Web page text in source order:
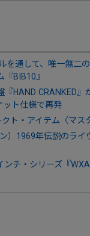
を通して、唯一無二
BIB10』
HAND CRANKED
ット仕様で再発
ト・アイテム〈マス
）1969年伝説のラ
ンチ・シリーズ『